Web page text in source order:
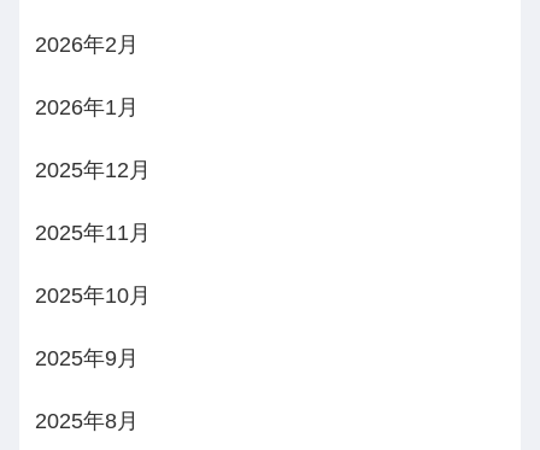
2026年2月
2026年1月
2025年12月
2025年11月
2025年10月
2025年9月
2025年8月